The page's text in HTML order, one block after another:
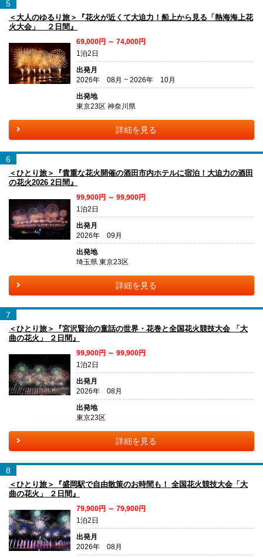
5
＜大人のゆるり旅＞『花火が近くて大迫力！船上から見る「熱海海上花
火大会」 ２日間』
69,000円 ～ 74,000円
1泊2日
出発月
2026年 08月 ~ 2026年 10月
出発地
東京23区 神奈川県
詳細を見る
6
＜ひとり旅＞『貴重な花火開催の酒田市内ホテルに宿泊！大迫力の酒田
の花火2026 2日間』
99,900円 ～ 99,900円
1泊2日
出発月
2026年 09月
出発地
埼玉県 東京23区
詳細を見る
7
＜ひとり旅＞『宮沢賢治の童話の世界・花巻と全国花火競技大会 「大
曲の花火」 ２日間』
99,900円 ～ 99,900円
1泊2日
出発月
2026年 08月
出発地
東京23区
詳細を見る
8
＜ひとり旅＞『盛岡駅で自由散策のお時間も！ 全国花火競技大会「大
曲の花火」 ２日間』
79,900円 ～ 79,900円
1泊2日
出発月
2026年 08月